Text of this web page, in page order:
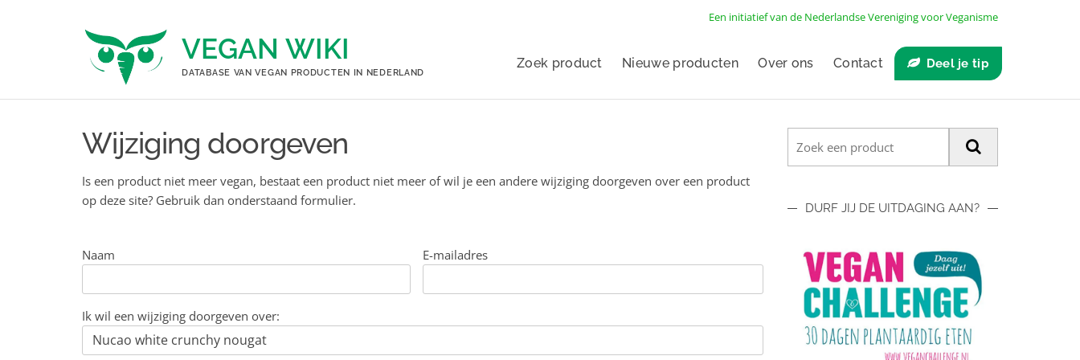
Een initiatief van de Nederlandse Vereniging voor Veganisme
VEGAN WIKI
DATABASE VAN VEGAN PRODUCTEN IN NEDERLAND
Zoek product Nieuwe producten Over ons Contact Deel je tip
Wijziging doorgeven
Is een product niet meer vegan, bestaat een product niet meer of wil je een andere wijziging doorgeven over een product
op deze site? Gebruik dan onderstaand formulier.
Naam E-mailadres
Ik wil een wijziging doorgeven over:
DURF JIJ DE UITDAGING AAN?